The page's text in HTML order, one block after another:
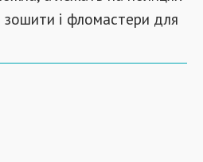
і фломастери для